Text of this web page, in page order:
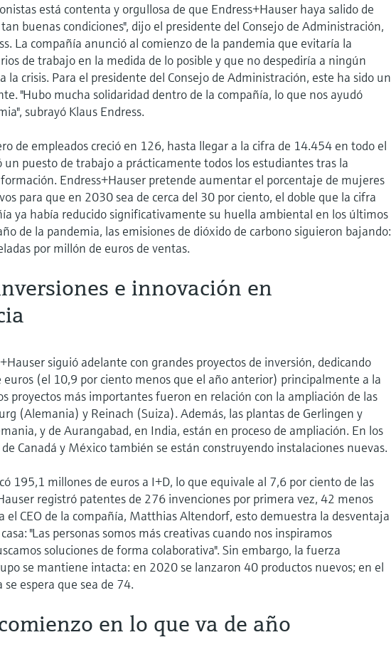
está contenta y orgullosa de que Endress+Hauser haya salido de
buenas condiciones", dijo el presidente del Consejo de Administración,
La compañía anunció al comienzo de la pandemia que evitaría la
de trabajo en la medida de lo posible y que no despediría a ningún
la crisis. Para el presidente del Consejo de Administración, este ha sido un
"Hubo mucha solidaridad dentro de la compañía, lo que nos ayudó
subrayó Klaus Endress.
de empleados creció en 126, hasta llegar a la cifra de 14.454 en todo el
un puesto de trabajo a prácticamente todos los estudiantes tras la
Endress+Hauser pretende aumentar el porcentaje de mujeres
para que en 2030 sea de cerca del 30 por ciento, el doble que la cifra
ya había reducido significativamente su huella ambiental en los últimos
de la pandemia, las emisiones de dióxido de carbono siguieron bajando:
por millón de euros de ventas.
e innovación en
siguió adelante con grandes proyectos de inversión, dedicando
(el 10,9 por ciento menos que el año anterior) principalmente a la
proyectos más importantes fueron en relación con la ampliación de las
(Alemania) y Reinach (Suiza). Además, las plantas de Gerlingen y
y de Aurangabad, en India, están en proceso de ampliación. En los
Canadá y México también se están construyendo instalaciones nuevas.
195,1 millones de euros a I+D, lo que equivale al 7,6 por ciento de las
registró patentes de 276 invenciones por primera vez, 42 menos
el CEO de la compañía, Matthias Altendorf, esto demuestra la desventaja
"Las personas somos más creativas cuando nos inspiramos
soluciones de forma colaborativa". Sin embargo, la fuerza
se mantiene intacta: en 2020 se lanzaron 40 productos nuevos; en el
espera que sea de 74.
en lo que va de año